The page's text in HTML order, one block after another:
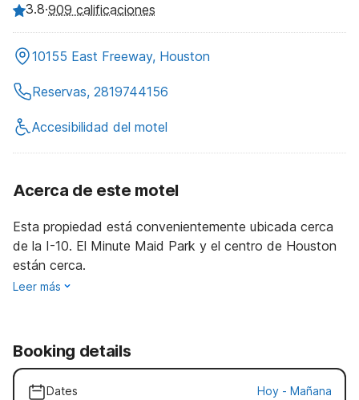
3.8·909 calificaciones
10155 East Freeway, Houston
Reservas, 2819744156
Accesibilidad del motel
Acerca de este motel
Esta propiedad está convenientemente ubicada cerca
de la I-10. El Minute Maid Park y el centro de Houston
están cerca.
Leer más
Booking details
Dates Hoy - Mañana